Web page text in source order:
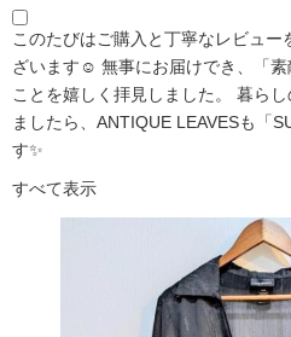
このたびはご購入と丁寧なレビュ
ざいます☺️ 無事にお届けでき、「
ことを嬉しく拝見しました。 暮ら
ましたら、ANTIQUE LEAVESも「
す✨
すべて表示